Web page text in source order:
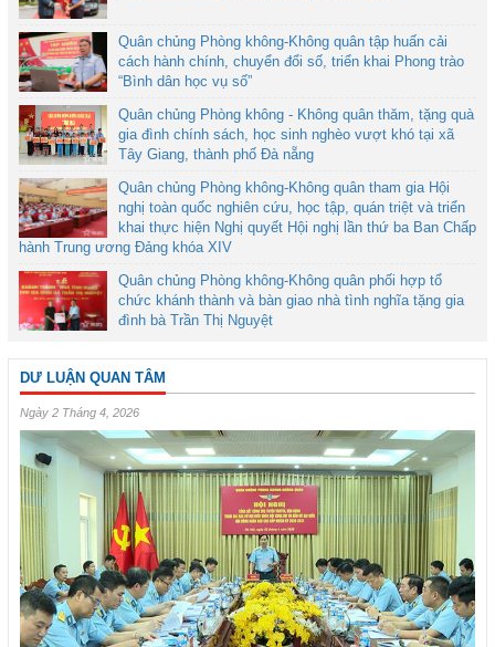
Quân chủng Phòng không-Không quân tập huấn cải
cách hành chính, chuyển đổi số, triển khai Phong trào
“Bình dân học vụ số”
Quân chủng Phòng không - Không quân thăm, tặng quà
gia đình chính sách, học sinh nghèo vượt khó tại xã
Tây Giang, thành phố Đà nẵng
Quân chủng Phòng không-Không quân tham gia Hội
nghị toàn quốc nghiên cứu, học tập, quán triệt và triển
khai thực hiện Nghị quyết Hội nghị lần thứ ba Ban Chấp
hành Trung ương Đảng khóa XIV
Quân chủng Phòng không-Không quân phối hợp tổ
chức khánh thành và bàn giao nhà tình nghĩa tặng gia
đình bà Trần Thị Nguyệt
DƯ LUẬN QUAN TÂM
Ngày 2 Tháng 4, 2026